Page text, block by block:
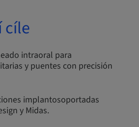
cíle
intraoral para
y puentes con precisión
implantosoportadas
y Midas.